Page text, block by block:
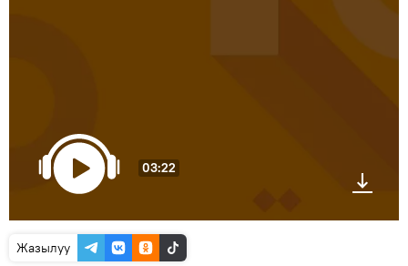
03:22
Жазылуу